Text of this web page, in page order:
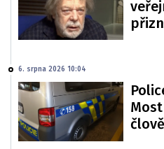
6. srpna 2026 10:04